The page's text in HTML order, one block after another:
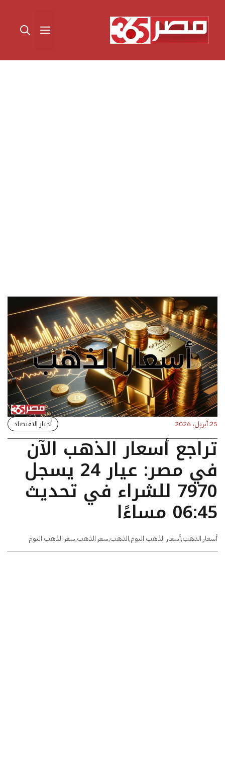
المحتوى القائمة
25 أبريل، 2026 أخبار الاقتصاد
تراجع أسعار الذهب الآن
في مصر: عيار 24 يسجل
7970 للشراء في تحديث
06:45 مساءًا
أسعار الذهب,أسعار الذهب اليوم,الذهب,سعر الذهب,سعر الذهب اليوم